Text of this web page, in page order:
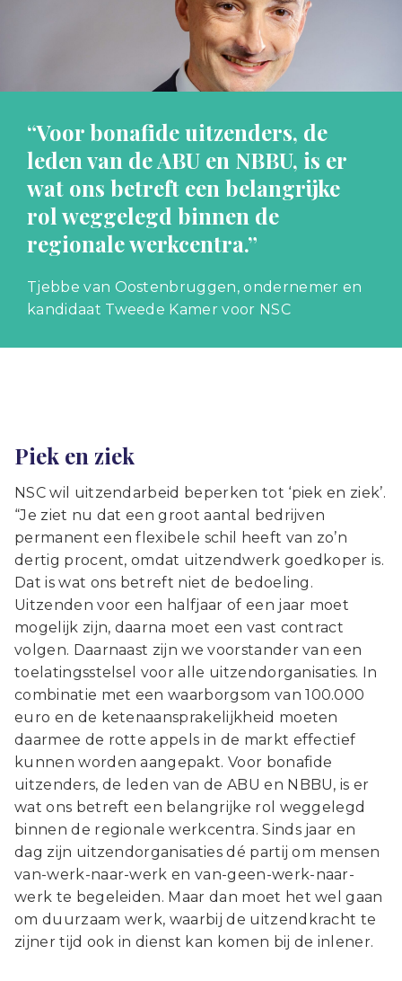
“Voor bonafide uitzenders, de
leden van de ABU en NBBU, is er
wat ons betreft een belangrijke
rol weggelegd binnen de
regionale werkcentra.”
Tjebbe van Oostenbruggen, ondernemer en
kandidaat Tweede Kamer voor NSC
Piek en ziek
NSC wil uitzendarbeid beperken tot ‘piek en ziek’.
“Je ziet nu dat een groot aantal bedrijven
permanent een flexibele schil heeft van zo’n
dertig procent, omdat uitzendwerk goedkoper is.
Dat is wat ons betreft niet de bedoeling.
Uitzenden voor een halfjaar of een jaar moet
mogelijk zijn, daarna moet een vast contract
volgen. Daarnaast zijn we voorstander van een
toelatingsstelsel voor alle uitzendorganisaties. In
combinatie met een waarborgsom van 100.000
euro en de ketenaansprakelijkheid moeten
daarmee de rotte appels in de markt effectief
kunnen worden aangepakt. Voor bonafide
uitzenders, de leden van de ABU en NBBU, is er
wat ons betreft een belangrijke rol weggelegd
binnen de regionale werkcentra. Sinds jaar en
dag zijn uitzendorganisaties dé partij om mensen
van-werk-naar-werk en van-geen-werk-naar-
werk te begeleiden. Maar dan moet het wel gaan
om duurzaam werk, waarbij de uitzendkracht te
zijner tijd ook in dienst kan komen bij de inlener.